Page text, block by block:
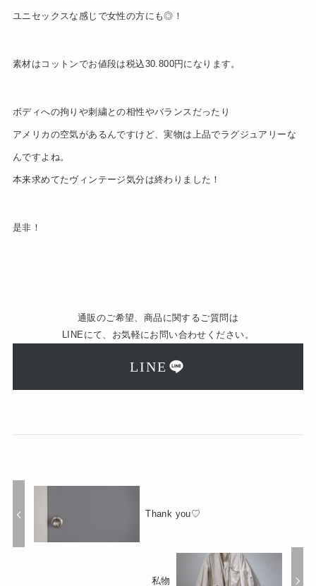
ユニセックスな感じで女性の方にも◎！
素材はコットンでお値段は税込30.800円になります。
ボディへの拘りや刺繍との相性やバランスだったり
アメリカの空気があるんですけど、実物は上品でラグジュアリーな
んですよね。
本来求めてたヴィンテージ気分は終わりました！
是非！
通販のご希望、商品に関するご質問は
LINEにて、お気軽にお問い合わせください。
LINE
Thank you♡
私物